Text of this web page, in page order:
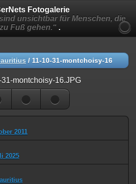
Fotogalerie
unsichtbar für Menschen, die
Fuß gehen.“ .
/ 11-10-31-montchoisy-16
2011
2025